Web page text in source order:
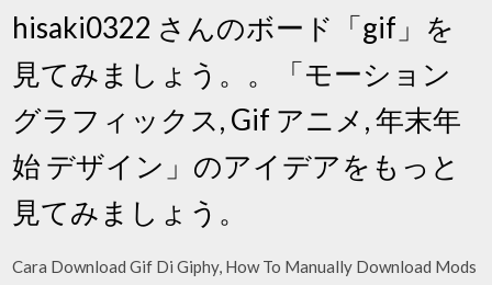
hisaki0322 さんのボード「gif」を
見てみましょう。。「モーション
グラフィックス, Gif アニメ, 年末年
始 デザイン」のアイデアをもっと
見てみましょう。
Cara Download Gif Di Giphy, How To Manually Download Mods